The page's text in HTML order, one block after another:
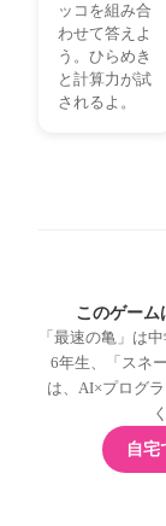
ッコを組み合
わせて答えよ
う。ひらめき
と計算力が試
されるよ。
このゲーム
「最速の亀」は
6年生、「スネ
は、AI×プログ
自宅